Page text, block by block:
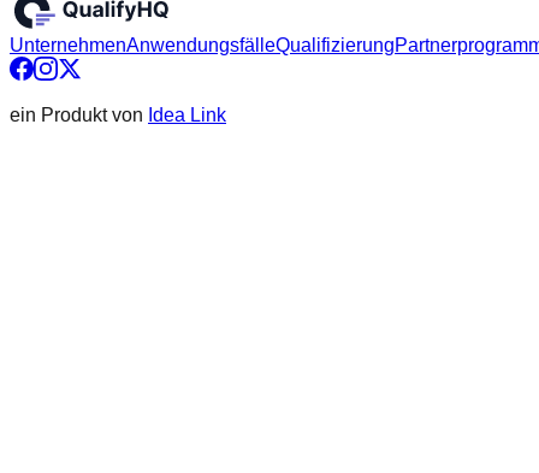
UnternehmenAnwendungsfälleQualifizierung
ein Produkt von Idea Link